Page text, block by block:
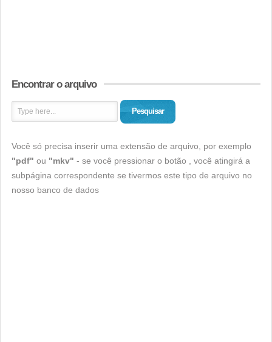
Encontrar o arquivo
Pesquisar
Você só precisa inserir uma extensão de arquivo, por exemplo
"pdf" ou "mkv" - se você pressionar o botão , você atingirá a
subpágina correspondente se tivermos este tipo de arquivo no
nosso banco de dados